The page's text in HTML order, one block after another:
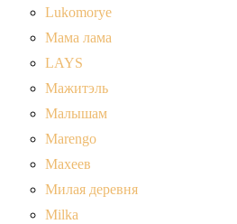
Lukomorye
Мама лама
LAYS
Мажитэль
Малышам
Marengo
Махеев
Милая деревня
Milka